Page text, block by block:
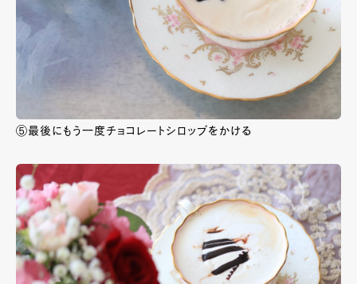
⑤最後にもう一度チョコレートシロップをかける